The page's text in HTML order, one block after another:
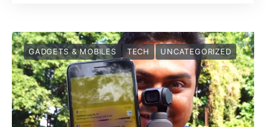
GADGETS & MOBILES TECH UNCATEGORIZED